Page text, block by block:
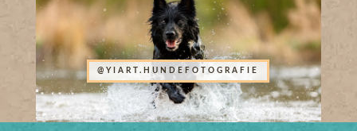
@YIART.HUNDEFOTOGRAFIE